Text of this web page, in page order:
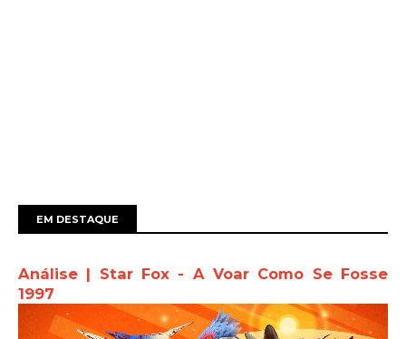
EM DESTAQUE
Análise | Star Fox - A Voar Como Se Fosse
1997